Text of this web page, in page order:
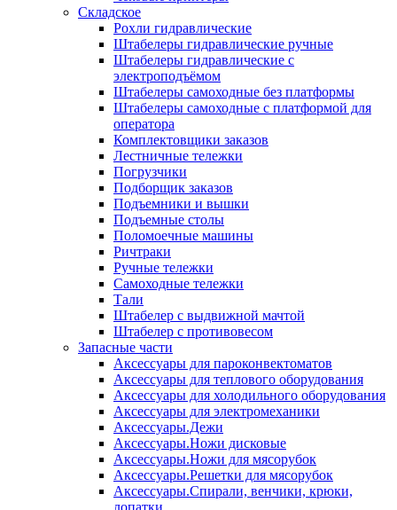
Складское
Рохли гидравлические
Штабелеры гидравлические ручные
Штабелеры гидравлические с
электроподъёмом
Штабелеры самоходные без платформы
Штабелеры самоходные с платформой для
оператора
Комплектовщики заказов
Лестничные тележки
Погрузчики
Подборщик заказов
Подъемники и вышки
Подъемные столы
Поломоечные машины
Ричтраки
Ручные тележки
Самоходные тележки
Тали
Штабелер с выдвижной мачтой
Штабелер с противовесом
Запасные части
Аксессуары для пароконвектоматов
Аксессуары для теплового оборудования
Аксессуары для холодильного оборудования
Аксессуары для электромеханики
Аксессуары.Дежи
Аксессуары.Ножи дисковые
Аксессуары.Ножи для мясорубок
Аксессуары.Решетки для мясорубок
Аксессуары.Спирали, венчики, крюки,
лопатки